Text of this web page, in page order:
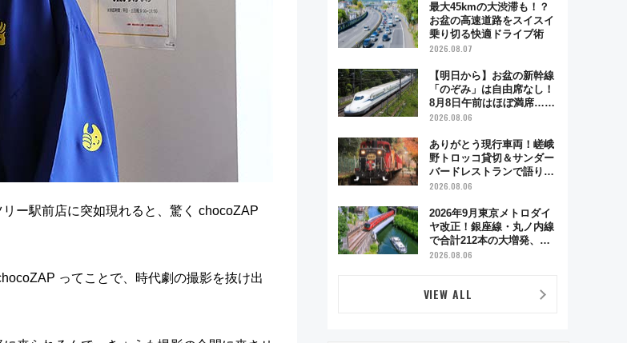
ー駅前店に突如現れると、驚く chocoZAP
ってことで、時代劇の撮影を抜け出
最大45kmの大渋滞も！？
お盆の高速道路をスイスイ
乗り切る快適ドライブ術
2026.08.07
【明日から】お盆の新幹線
「のぞみ」は自由席なし！
8月8日午前はほぼ満席…で
も数時間ズラせば空きが見
「空席」探しのコツ
2026.08.06
ありがとう現行車両！嵯峨
野トロッコ貸切＆サンダー
バードレストランで語り合
う秋の京都 斉藤雪乃＆福
日「京都の鉄道満喫ツア
ー」開催
2026.08.06
2026年9月東京メトロダイ
ヤ改正！銀座線・丸ノ内線
で合計212本の大増発、混
雑緩和に期待
2026.08.06
VIEW ALL